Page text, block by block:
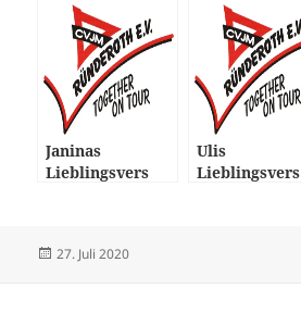
n (m/w/d)
Janinas
Lieblingsvers
Ulis
Lieblingsvers
Veröffentlicht
27. Juli 2020